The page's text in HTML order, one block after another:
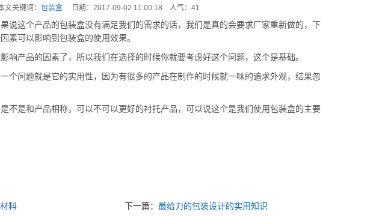
文关键词： 包装盒 日期：2017-09-02 11:00:18 人气： 41
说这个产品的包装盒没有满足我们的需求的话，我们是真的会要求厂家重新做的，下
素可以影响到包装盒的使用效果。
响产品的因素了，所以我们在选择的时候你就要考虑好这个问题，这个是基础。
个问题就是它的实用性，因为有很多的产品在制作的时候就一味的追求外观，结果忽
不是和产品相称，可以不可以更好的衬托产品，可以说这个是我们使用包装盒的主要
料 下一篇：最给力的包装设计的实用知识